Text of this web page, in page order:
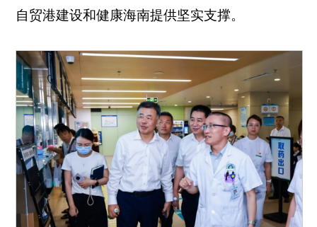
自贸港建设和健康海南提供坚实支撑。